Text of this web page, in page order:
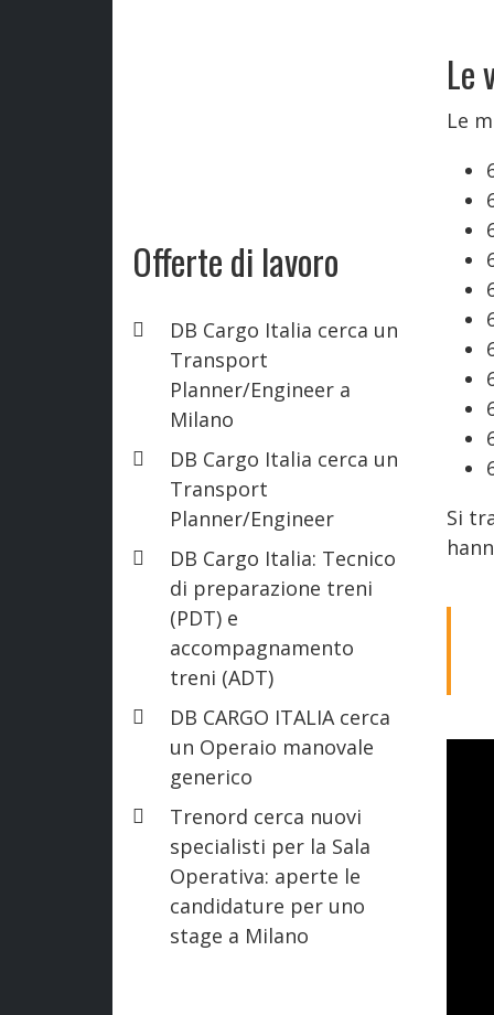
Offerte di lavoro
DB Cargo Italia cerca un
Transport
Planner/Engineer a
Milano
DB Cargo Italia cerca un
Transport
Planner/Engineer
DB Cargo Italia: Tecnico
di preparazione treni
(PDT) e
accompagnamento
treni (ADT)
DB CARGO ITALIA cerca
un Operaio manovale
generico
Trenord cerca nuovi
specialisti per la Sala
Operativa: aperte le
candidature per uno
stage a Milano
Le
Le
Si